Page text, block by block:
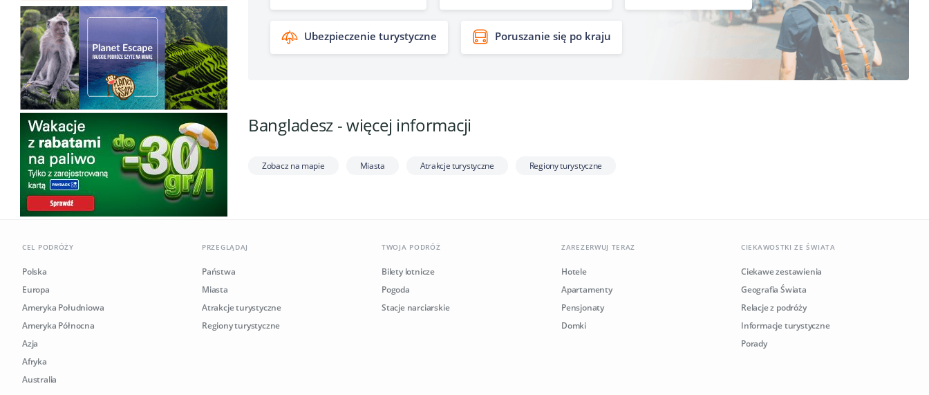
Ubezpieczenie turystyczne Poruszanie się po kraju
Bangladesz - więcej informacji
Zobacz na mapie Miasta Atrakcje turystyczne Regiony turystyczne
CEL PODRÓŻY
Polska
Europa
Ameryka Południowa
Ameryka Północna
Azja
Afryka
Australia
PRZEGLĄDAJ
Państwa
Miasta
Atrakcje turystyczne
Regiony turystyczne
TWOJA PODRÓŻ
Bilety lotnicze
Pogoda
Stacje narciarskie
ZAREZERWUJ TERAZ
Hotele
Apartamenty
Pensjonaty
Domki
CIEKAWOSTKI ZE ŚWIATA
Ciekawe zestawienia
Geografia Świata
Relacje z podróży
Informacje turystyczne
Porady